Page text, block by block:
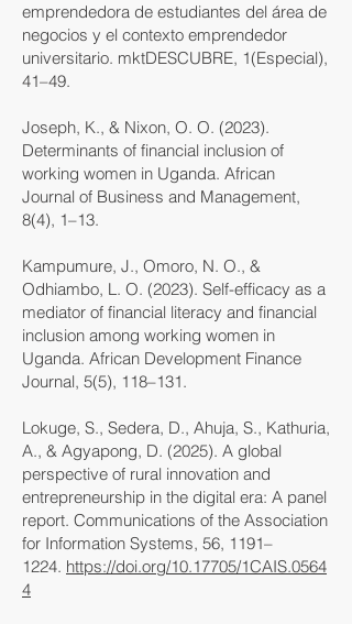
emprendedora de estudiantes del área de
negocios y el contexto emprendedor
universitario. mktDESCUBRE, 1(Especial),
41–49.
Joseph, K., & Nixon, O. O. (2023).
Determinants of financial inclusion of
working women in Uganda. African
Journal of Business and Management,
8(4), 1–13.
Kampumure, J., Omoro, N. O., &
Odhiambo, L. O. (2023). Self-efficacy as a
mediator of financial literacy and financial
inclusion among working women in
Uganda. African Development Finance
Journal, 5(5), 118–131.
Lokuge, S., Sedera, D., Ahuja, S., Kathuria,
A., & Agyapong, D. (2025). A global
perspective of rural innovation and
entrepreneurship in the digital era: A panel
report. Communications of the Association
for Information Systems, 56, 1191–
1224. https://doi.org/10.17705/1CAIS.0564
4